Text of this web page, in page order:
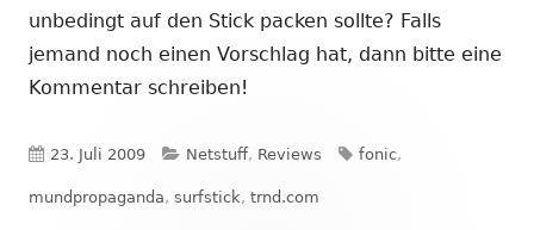
unbedingt auf den Stick packen sollte? Falls
jemand noch einen Vorschlag hat, dann bitte eine
Kommentar schreiben!
Veröffentlicht
am
23. Juli 2009 Kategorien
Netstuff, Reviews Schlagwörter
fonic,
mundpropaganda, surfstick, trnd.com